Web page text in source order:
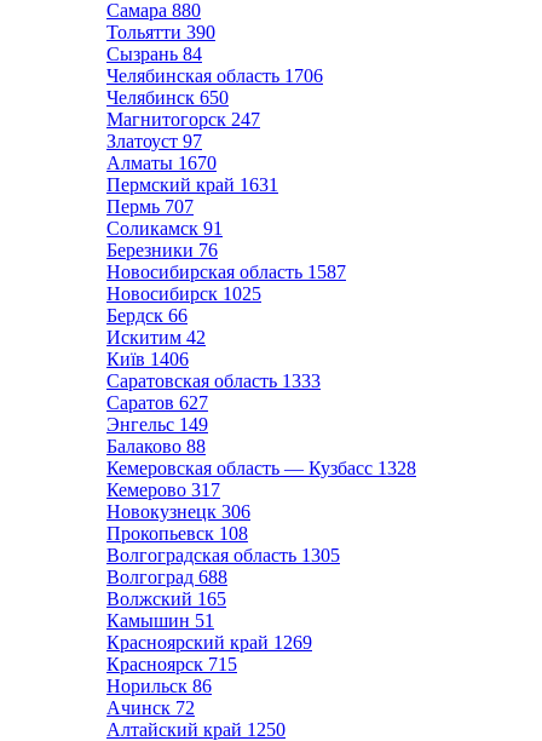
Самара 880
Тольятти 390
Сызрань 84
Челябинская область 1706
Челябинск 650
Магнитогорск 247
Златоуст 97
Алматы 1670
Пермский край 1631
Пермь 707
Соликамск 91
Березники 76
Новосибирская область 1587
Новосибирск 1025
Бердск 66
Искитим 42
Київ 1406
Саратовская область 1333
Саратов 627
Энгельс 149
Балаково 88
Кемеровская область — Кузбасс 1328
Кемерово 317
Новокузнецк 306
Прокопьевск 108
Волгоградская область 1305
Волгоград 688
Волжский 165
Камышин 51
Красноярский край 1269
Красноярск 715
Норильск 86
Ачинск 72
Алтайский край 1250